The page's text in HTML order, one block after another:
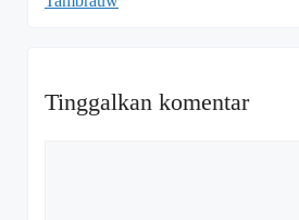
Tinggalkan komentar